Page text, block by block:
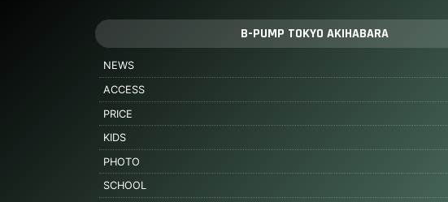
B-PUMP TOKYO AKIHABARA
NEWS
ACCESS
PRICE
KIDS
PHOTO
SCHOOL